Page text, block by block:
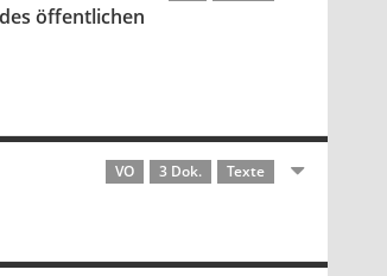
öffentlichen
VO 3 Dok. Texte